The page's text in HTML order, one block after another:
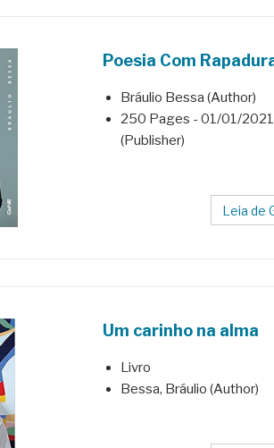
Poesia Com
Bráulio Bessa (Author)
250 Pages - 01/01/
(Publisher)
Leia de
Um carinho na alma
Livro
Bessa, Bráulio (Author)